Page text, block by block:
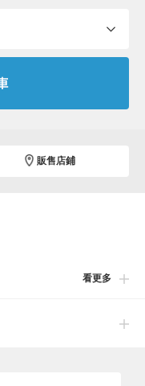
販售店鋪
觀的「高田織物卡夾與零
綠色，加上恰到好處的
看更多